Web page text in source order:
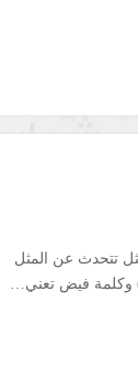
تتحدث عن المثل
وكلمة فيض تعني…